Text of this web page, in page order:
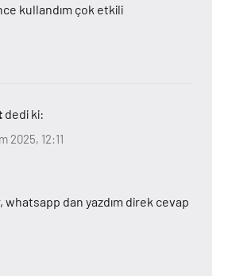
kullandım çok etkili
dedi ki:
2025, 12:11
dan yazdım direk cevap